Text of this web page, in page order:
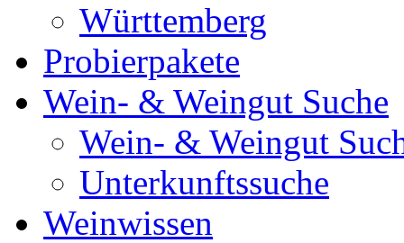
Württemberg
Probierpakete
Wein- & Weingut Suche
Wein- & Weingut
Unterkunftssuche
Weinwissen